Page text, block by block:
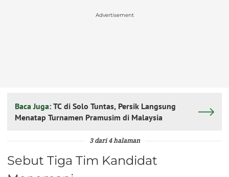
Advertisement
Baca Juga: TC di Solo Tuntas, Persik Langsung
Menatap Turnamen Pramusim di Malaysia
3 dari 4 halaman
Sebut Tiga Tim Kandidat